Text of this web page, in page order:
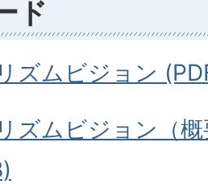
ド
ズムビジョン
ズムビジョン（